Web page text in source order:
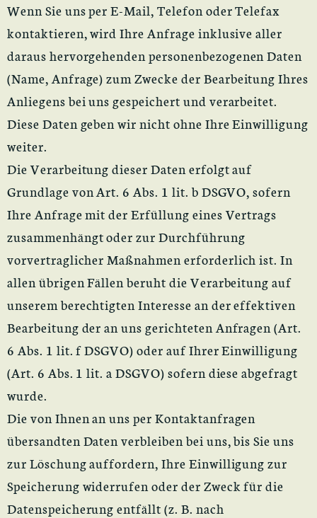
Wenn Sie uns per E-Mail, Telefon oder Telefax
kontaktieren, wird Ihre Anfrage inklusive aller
daraus hervorgehenden personenbezogenen Daten
(Name, Anfrage) zum Zwecke der Bearbeitung Ihres
Anliegens bei uns gespeichert und verarbeitet.
Diese Daten geben wir nicht ohne Ihre Einwilligung
weiter.
Die Verarbeitung dieser Daten erfolgt auf
Grundlage von Art. 6 Abs. 1 lit. b DSGVO, sofern
Ihre Anfrage mit der Erfüllung eines Vertrags
zusammenhängt oder zur Durchführung
vorvertraglicher Maßnahmen erforderlich ist. In
allen übrigen Fällen beruht die Verarbeitung auf
unserem berechtigten Interesse an der effektiven
Bearbeitung der an uns gerichteten Anfragen (Art.
6 Abs. 1 lit. f DSGVO) oder auf Ihrer Einwilligung
(Art. 6 Abs. 1 lit. a DSGVO) sofern diese abgefragt
wurde.
Die von Ihnen an uns per Kontaktanfragen
übersandten Daten verbleiben bei uns, bis Sie uns
zur Löschung auffordern, Ihre Einwilligung zur
Speicherung widerrufen oder der Zweck für die
Datenspeicherung entfällt (z. B. nach